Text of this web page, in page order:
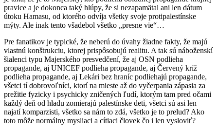
pravice a je dokonca taký hlúpy, že si nezapamätal ani len dátum
útoku Hamasu, od ktorého odvíja všetky svoje protipalestínske
mýty. Ale inak tento všadebol všetko „presne vie“…
Pre fanatikov je typické, že neberú do úvahy žiadne fakty, že majú
vlastnú konštrukciu, ktorej prispôsobujú realitu. A tak sú náboženskí
šialenci typu Majerského presvedčení, že aj OSN podlieha
propagande, aj UNICEF podlieha propagande, aj Červený kríž
podlieha propagande, aj Lekári bez hraníc podliehajú propagande,
všetci tí dobrovoľníci, ktorí na mieste až do vyčerpania zápasia za
prežitie fyzicky i psychicky zničených ľudí, ktorým tam pred očami
každý deň od hladu zomierajú palestínske deti, všetci sú asi len
najatí komparzisti, všetko sa nám to zdá, všetko je to prelud? Ako
toto môže normálny mysliaci a cítiaci človek čo i len vysloviť?